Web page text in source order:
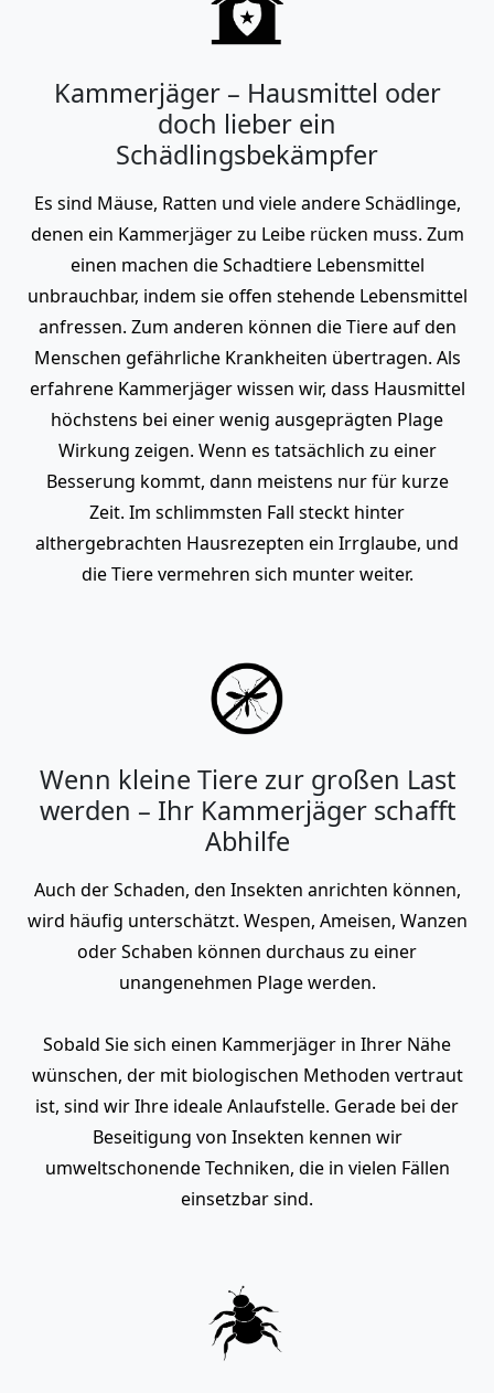
Kammerjäger – Hausmittel oder
doch lieber ein
Schädlingsbekämpfer
Es sind Mäuse, Ratten und viele andere Schädlinge,
denen ein Kammerjäger zu Leibe rücken muss. Zum
einen machen die Schadtiere Lebensmittel
unbrauchbar, indem sie offen stehende Lebensmittel
anfressen. Zum anderen können die Tiere auf den
Menschen gefährliche Krankheiten übertragen. Als
erfahrene Kammerjäger wissen wir, dass Hausmittel
höchstens bei einer wenig ausgeprägten Plage
Wirkung zeigen. Wenn es tatsächlich zu einer
Besserung kommt, dann meistens nur für kurze
Zeit. Im schlimmsten Fall steckt hinter
althergebrachten Hausrezepten ein Irrglaube, und
die Tiere vermehren sich munter weiter.
Wenn kleine Tiere zur großen Last
werden – Ihr Kammerjäger schafft
Abhilfe
Auch der Schaden, den Insekten anrichten können,
wird häufig unterschätzt. Wespen, Ameisen, Wanzen
oder Schaben können durchaus zu einer
unangenehmen Plage werden.
Sobald Sie sich einen Kammerjäger in Ihrer Nähe
wünschen, der mit biologischen Methoden vertraut
ist, sind wir Ihre ideale Anlaufstelle. Gerade bei der
Beseitigung von Insekten kennen wir
umweltschonende Techniken, die in vielen Fällen
einsetzbar sind.